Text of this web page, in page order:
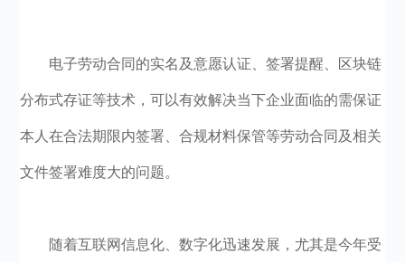
电子劳动合同的实名及意愿认证、签署提醒、区块链
分布式存证等技术，可以有效解决当下企业面临的需保证
本人在合法期限内签署、合规材料保管等劳动合同及相关
文件签署难度大的问题。
随着互联网信息化、数字化迅速发展，尤其是今年受